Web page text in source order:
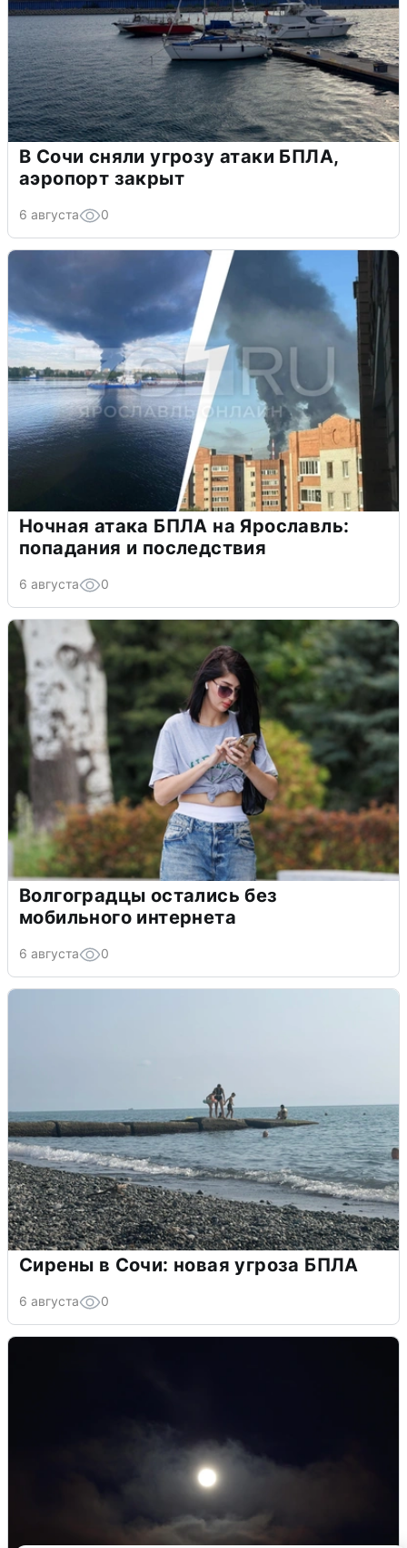
В Сочи сняли угрозу атаки БПЛА,
аэропорт закрыт
6 августа 0
Ночная атака БПЛА на Ярославль:
попадания и последствия
6 августа 0
Волгоградцы остались без
мобильного интернета
6 августа 0
Сирены в Сочи: новая угроза БПЛА
6 августа 0